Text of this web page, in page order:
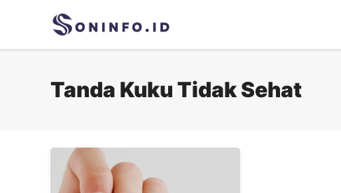
Tanda Kuku Tidak Sehat